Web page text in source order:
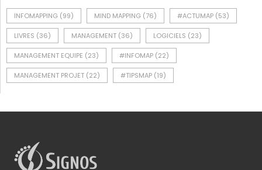
INFOMAPPING (99) MIND MAPPING (76) #ACTUMAP (53)
LIVRES (36) MANAGEMENT (36) LOGICIELS (23)
MANAGEMENT EQUIPE (23) #INFOMAP (22)
MANAGEMENT PROJET (22) #TIPSMAP (19)